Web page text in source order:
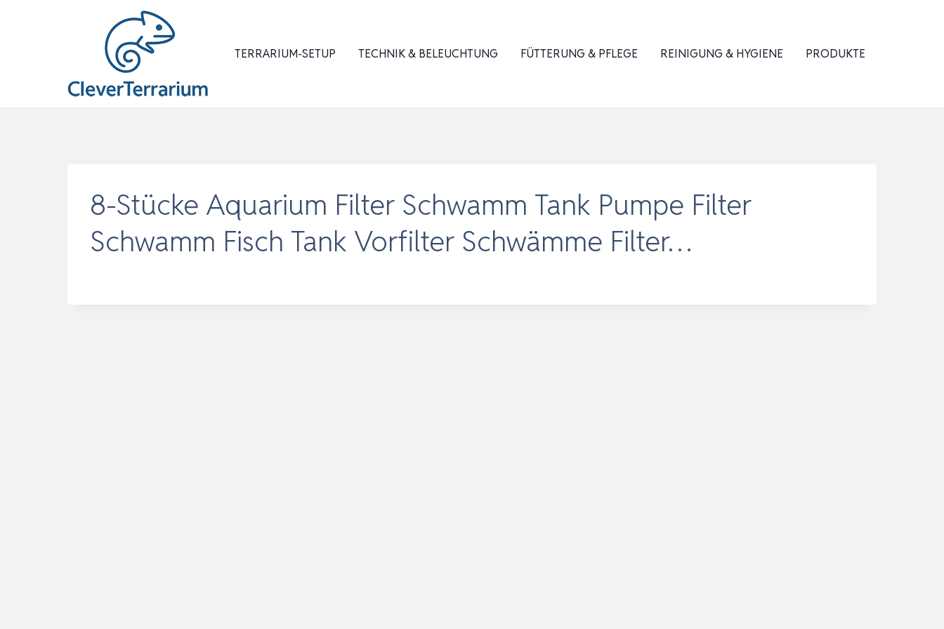
TERRARIUM-SETUP TECHNIK & BELEUCHTUNG FÜTTERUNG & PFLEGE REINIGUNG & HYGIENE PRODUKTE
8-Stücke Aquarium Filter Schwamm Tank Pumpe Filter
Schwamm Fisch Tank Vorfilter Schwämme Filter…